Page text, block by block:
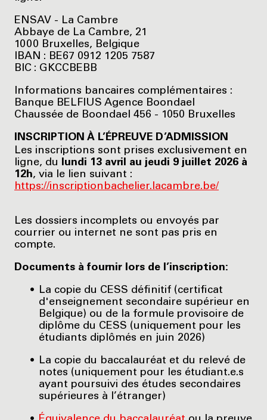
ENSAV - La Cambre
Abbaye de La Cambre, 21
1000 Bruxelles, Belgique
IBAN : BE67 0912 1205 7587
BIC : GKCCBEBB
Informations bancaires complémentaires :
Banque BELFIUS Agence Boondael
Chaussée de Boondael 456 - 1050 Bruxelles
INSCRIPTION À L’ÉPREUVE D’ADMISSION
Les inscriptions sont prises exclusivement en
ligne, du
lundi 13 avril au jeudi 9 juillet 2026 à
12h, via le lien suivant :
https://inscriptionbachelier.lacambre.be/
Les dossiers incomplets ou envoyés par
courrier ou internet ne sont pas pris en
compte.
Documents à fournir lors de l’inscription:
La copie du CESS définitif (certificat
d'enseignement secondaire supérieur en
Belgique) ou de la formule provisoire de
diplôme du CESS (uniquement pour les
étudiants diplômés en juin 2026)
La copie du baccalauréat et du relevé de
notes (uniquement pour les étudiant.e.s
ayant poursuivi des études secondaires
supérieures à l’étranger)